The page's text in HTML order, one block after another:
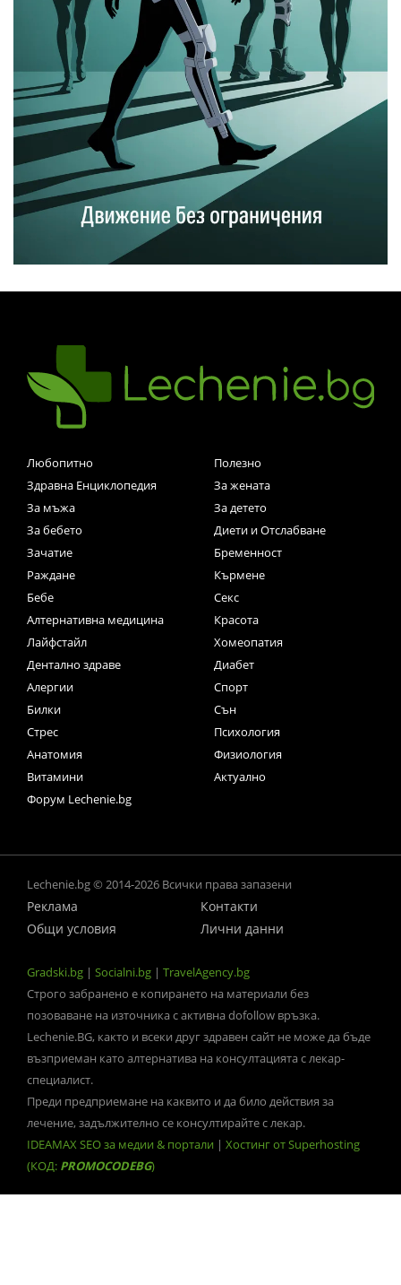
Любопитно
Полезно
Здравна Енциклопедия
За жената
За мъжа
За детето
За бебето
Диети и Отслабване
Зачатие
Бременност
Раждане
Кърмене
Бебе
Секс
Алтернативна медицина
Красота
Лайфстайл
Хомеопатия
Дентално здраве
Диабет
Алергии
Спорт
Билки
Сън
Стрес
Психология
Анатомия
Физиология
Витамини
Актуално
Форум Lechenie.bg
Lechenie.bg © 2014-2026 Всички права запазени
Реклама
Контакти
Общи условия
Лични данни
Gradski.bg | Socialni.bg | TravelAgency.bg
Строго забранено е копирането на материали без
позоваване на източника с активна dofollow връзка.
Lechenie.BG, както и всеки друг здравен сайт не може да бъде
възприеман като алтернатива на консултацията с лекар-
специалист.
Преди предприемане на каквито и да било действия за
лечение, задължително се консултирайте с лекар.
IDEAMAX SEO за медии & портали | Хостинг от Superhosting
(КОД: PROMOCODEBG)